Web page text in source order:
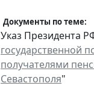
Документы по теме:
Указ Президента
государственной
получателями
Севастополя"